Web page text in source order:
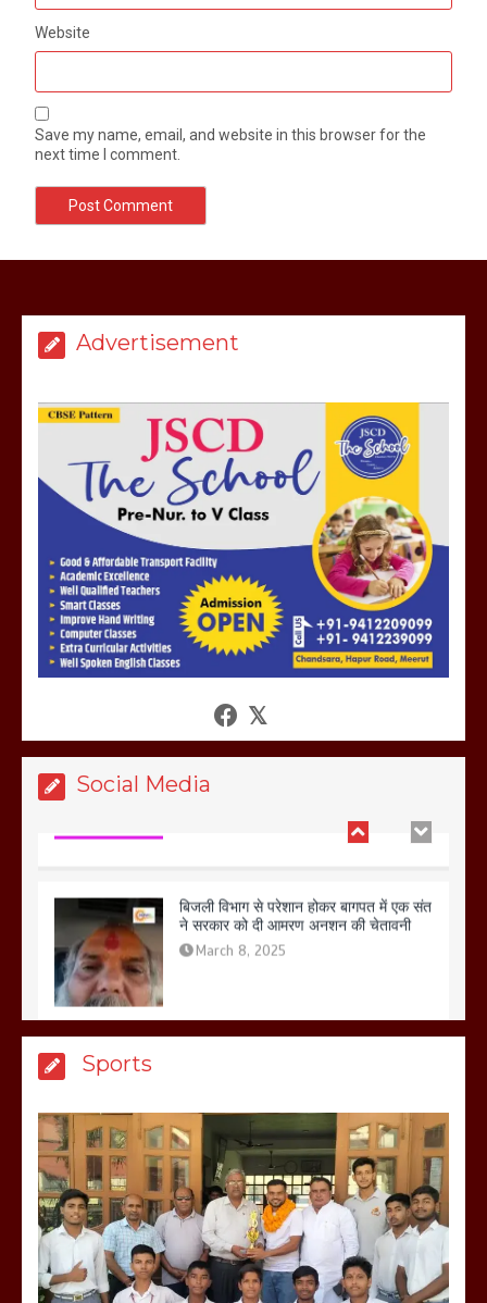
Website
Save my name, email, and website in this browser for the
next time I comment.
Advertisement
Social Media
उठाकर खाते कुत्ते का वीडियो इंटरनेट पर जमकर
हो रहा वायरल
होलिका रखने पर लात मार कर होलिका को किया
तहस नहस,मोहल्ले वालों के साथ की गई गाली
गलोच ,कहा अगर रखी गई होली तो होगा खून
March 11, 2025
आखिर क्यों जैनुल सालीकिन को शहर काजी नहीं
शफीकुर्रहमान रहमान ने
March 8, 2025
होलिका रखने पर लात मार कर होलिका को किया
तहस नहस,मोहल्ले वालों के साथ की गई गाली
गलोच ,कहा अगर रखी गई होली तो होगा खून
खराबा,
Sports